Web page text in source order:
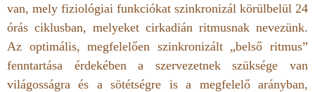
van, mely fiziológiai funkciókat szinkronizál körülbelül 24
órás ciklusban, melyeket cirkadián ritmusnak nevezünk.
Az optimális, megfelelően szinkronizált „belső ritmus”
fenntartása érdekében a szervezetnek szüksége van
világosságra és a sötétségre is a megfelelő arányban,